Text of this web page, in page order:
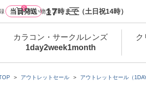
当日発送 17時まで（土日祝14時）
アウトレットセール アウトレットセール（1DAY
0
買い物カゴ
カラコン・サークルレンズ
1day2week1month
ク